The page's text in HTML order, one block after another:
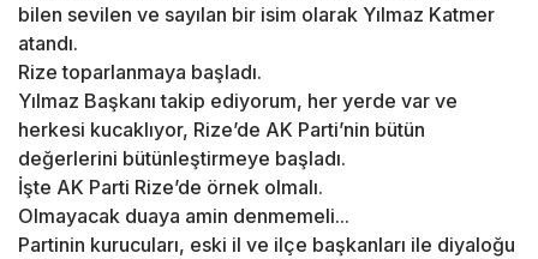
bilen sevilen ve sayılan bir isim olarak Yılmaz Katmer
atandı.
Rize toparlanmaya başladı.
Yılmaz Başkanı takip ediyorum, her yerde var ve
herkesi kucaklıyor, Rize’de AK Parti’nin bütün
değerlerini bütünleştirmeye başladı.
İşte AK Parti Rize’de örnek olmalı.
Olmayacak duaya amin denmemeli...
Partinin kurucuları, eski il ve ilçe başkanları ile diyaloğu